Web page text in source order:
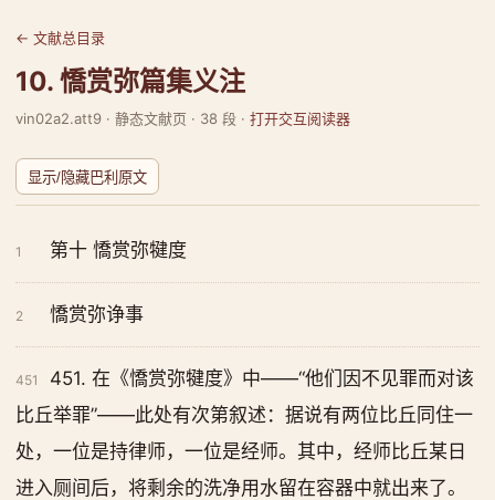
← 文献总目录
10. 憍赏弥篇集义注
vin02a2.att9 · 静态文献页 · 38 段 · 打开交互阅读器
显示/隐藏巴利原文
1 第十 憍赏弥犍度
2 憍赏弥诤事
451
451. 在《憍赏弥犍度》中——“他们因不见罪而对该
比丘举罪”——此处有次第叙述：据说有两位比丘同住一
处，一位是持律师，一位是经师。其中，经师比丘某日
进入厕间后，将剩余的洗净用水留在容器中就出来了。